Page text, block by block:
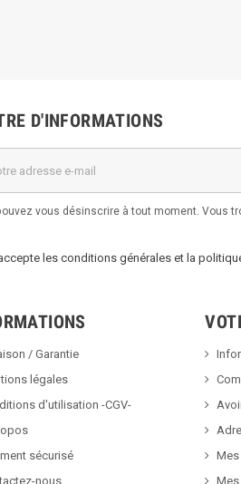
D'INFORMATIONS
vous désinscrire à tout moment. Vous
les conditions générales et la
/ Garantie
légales
d'utilisation -CGV-
sécurisé
nous